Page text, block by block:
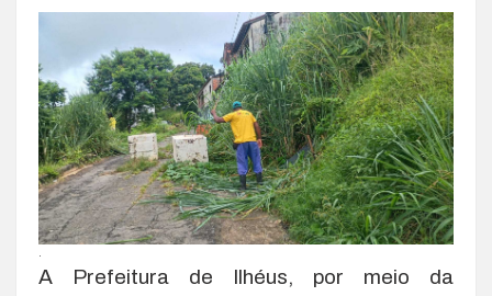
.
A Prefeitura de Ilhéus, por meio da